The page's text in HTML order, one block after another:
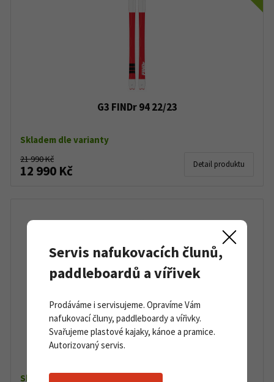
G3 FINDr 94 22/23
Skladem dle varianty
21 990 Kč
12 990 Kč Detail produktu
G3 FINDr 102 Swift 22/23
Skladem dle varianty
Servis nafukovacích člunů,
paddleboardů a vířivek
Prodáváme i servisujeme. Opravíme Vám
nafukovací čluny, paddleboardy a vířivky.
Svařujeme plastové kajaky, kánoe a pramice.
Autorizovaný servis.